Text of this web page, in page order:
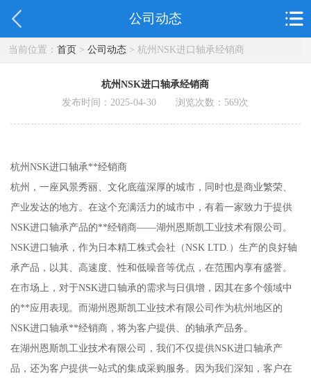
公司动态
当前位置： 首页> 公司动态> 杭州NSK进口轴承经销商
杭州NSK进口轴承经销商
发布时间：2025-04-30 浏览次数： 569次
杭州NSK进口轴承**经销商
杭州，一座风景秀丽、文化底蕴深厚的城市，同时也是商业繁荣、
产业发达的地方。在这个充满活力的城市中，有着一家致力于提供
NSK进口轴承产品的**经销商——湖州恩斯凯工业技术有限公司。
NSK进口轴承，作为日本精工株式会社（NSK LTD.）生产的良好轴
承产品，以其、高速度、性和低噪音等优点，在范围内享有盛誉。
在市场上，对于NSK进口轴承的需求与日俱增，因其在多个领域中
的**应用表现。而湖州恩斯凯工业技术有限公司作为杭州地区的
NSK进口轴承**经销商，将为客户提供、的轴承产品务。
在湖州恩斯凯工业技术有限公司，我们不仅提供NSK进口轴承产
品，还为客户提供一站式的集成采购服务。因为我们深知，客户在